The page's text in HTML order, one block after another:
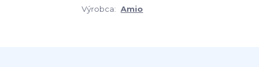
Výrobca: Amio